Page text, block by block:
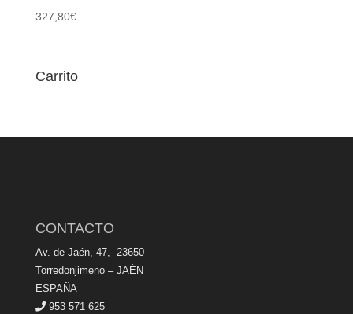
327,80€
Carrito
CONTACTO
Av. de Jaén, 47, 23650
Torredonjimeno – JAÉN
ESPAÑA
953 571 625